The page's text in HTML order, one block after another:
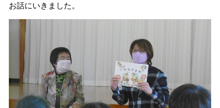
お話にいきました。